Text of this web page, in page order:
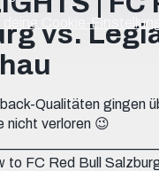
deine Cookie-
vs.
Qualitäten gingen
nicht verloren 😉
to FC Red Bull